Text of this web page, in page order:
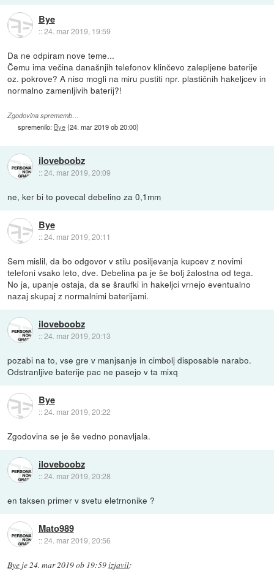
Bye
::24. mar 2019, 19:59
Da ne odpiram nove teme...
Čemu ima večina današnjih telefonov klinčevo zalepljene baterije
oz. pokrove? A niso mogli na miru pustiti npr. plastičnih hakeljcev in
normalno zamenljivih baterij?!
Zgodovina sprememb…
spremenilo: Bye(24. mar 2019 ob 20:00)
iloveboobz
::24. mar 2019, 20:09
ne, ker bi to povecal debelino za 0,1mm
Bye
::24. mar 2019, 20:11
Sem mislil, da bo odgovor v stilu posiljevanja kupcev z novimi
telefoni vsako leto, dve. Debelina pa je še bolj žalostna od tega.
No ja, upanje ostaja, da se šraufki in hakeljci vrnejo eventualno
nazaj skupaj z normalnimi baterijami.
iloveboobz
::24. mar 2019, 20:13
pozabi na to, vse gre v manjsanje in cimbolj disposable narabo.
Odstranljive baterije pac ne pasejo v ta mixq
Bye
::24. mar 2019, 20:22
Zgodovina se je še vedno ponavljala.
iloveboobz
::24. mar 2019, 20:28
en taksen primer v svetu eletrnonike ?
Mato989
::24. mar 2019, 20:56
Bye je 24. mar 2019 ob 19:59izjavil: